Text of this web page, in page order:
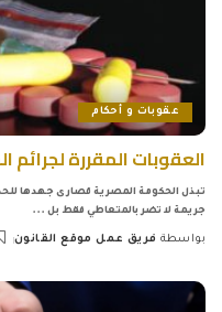
عقوبات و أحكام
العقوبات المقررة
تبذل الحكومة المصرية قصارى جهدها للحد
جريمة لا تضر بالمتعاطي فقط بل ...
بواسطة فريق عمل موقع القانون